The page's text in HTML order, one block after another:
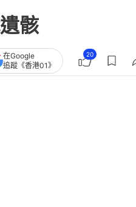
骸
在Google
追蹤《香港01》
20